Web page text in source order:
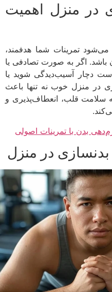
منزل اهمیت
تمرینات شما هدفمند،
اگر به صورت تصادفی یا
آسیب‌دیدگی شوید یا
منزل خوب نه تنها باعث
قلب، انعطاف‌پذیری و
بدن با تمرینات اصولی
در منزل